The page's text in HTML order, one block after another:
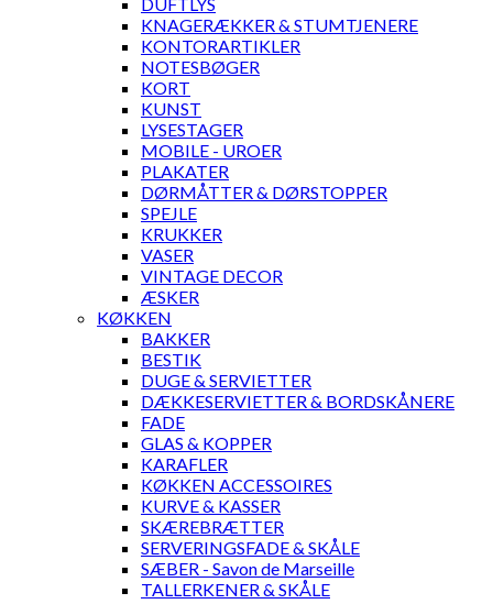
KNAGERÆKKER & STUMTJENERE
KONTORARTIKLER
NOTESBØGER
KORT
KUNST
LYSESTAGER
MOBILE - UROER
PLAKATER
DØRMÅTTER & DØRSTOPPER
SPEJLE
KRUKKER
VASER
VINTAGE DECOR
ÆSKER
KØKKEN
BAKKER
BESTIK
DUGE & SERVIETTER
DÆKKESERVIETTER & BORDSKÅNERE
FADE
GLAS & KOPPER
KARAFLER
KØKKEN ACCESSOIRES
KURVE & KASSER
SKÆREBRÆTTER
SERVERINGSFADE & SKÅLE
SÆBER - Savon de Marseille
TALLERKENER & SKÅLE